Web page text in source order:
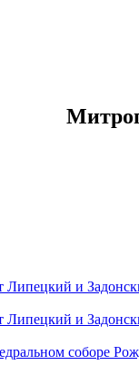
и
и
соборе